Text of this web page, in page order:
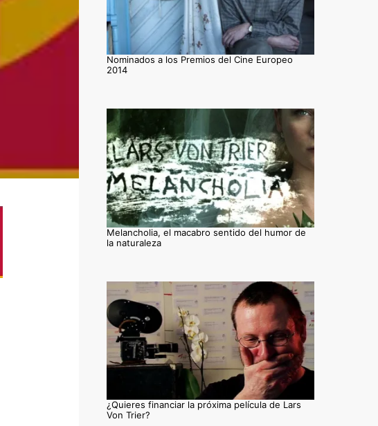
Nominados a los Premios del Cine Europeo
2014
Melancholia, el macabro sentido del humor de
la naturaleza
¿Quieres financiar la próxima película de Lars
Von Trier?